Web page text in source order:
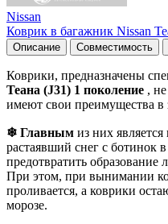
Nissan
Коврик в багажник Nissan
Описание Совместимость
Коврики, предназначены
Теана (J31) 1 поколение ,
имеют свои преимущества в
❄ Главным из них
растаявший снег с ботинок
предотвратить образование
При этом, при вынимании
проливается, а коврики
морозе.